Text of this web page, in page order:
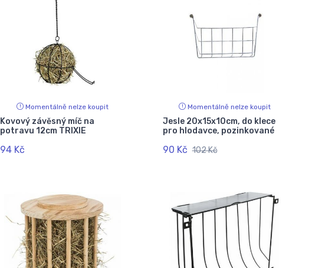
Momentálně nelze koupit
Kovový závěsný míč na
potravu 12cm TRIXIE
94 Kč
Momentálně nelze koupit
Jesle 20x15x10cm, do klece
pro hlodavce, pozinkované
90 Kč 102 Kč